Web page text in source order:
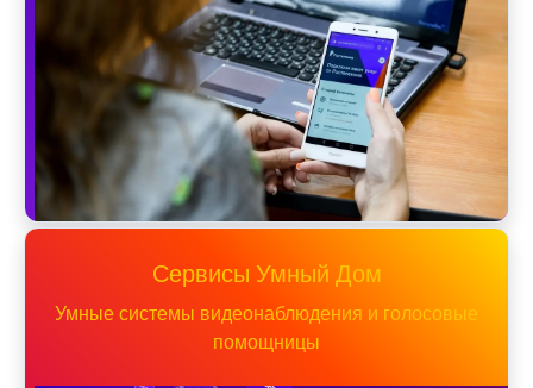
Сервисы Умный Дом
Умные системы видеонаблюдения и голосовые
помощницы